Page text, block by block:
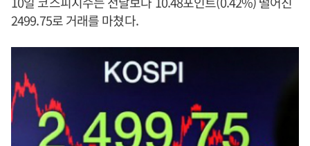
2499.75로 거래를 마쳤다.